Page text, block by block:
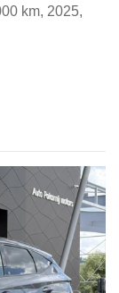
km, 2025,